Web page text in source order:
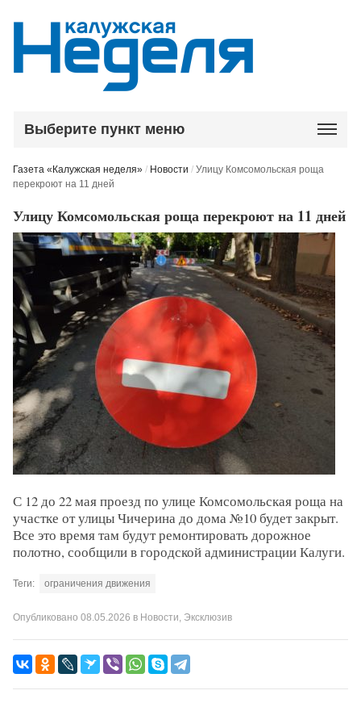
Выберите пункт меню
Газета «Калужская неделя» / Новости /Улицу Комсомольская роща
перекроют на 11 дней
Улицу Комсомольская роща перекроют на 11 дней
С 12 до 22 мая проезд по улице Комсомольская роща на
участке от улицы Чичерина до дома №10 будет закрыт.
Все это время там будут ремонтировать дорожное
полотно, сообщили в городской администрации Калуги.
Теги: ограничения движения
Опубликовано 08.05.2026 в Новости Эксклюзив